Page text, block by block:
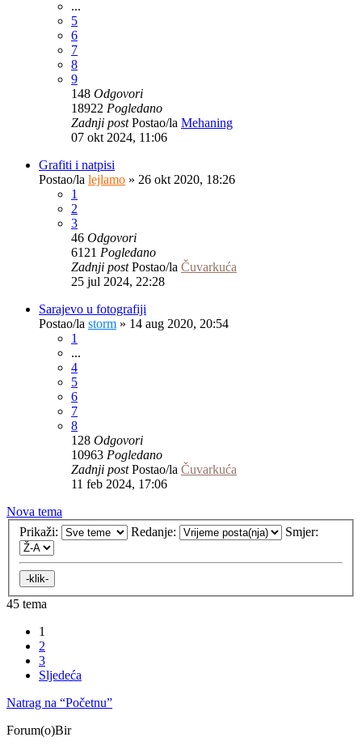
...
5
6
7
8
9
148 Odgovori
18922 Pogledano
Zadnji postPostao/la Mehaning
07 okt 2024, 11:06
Grafiti i natpisi
Postao/la lejlamo » 26 okt 2020, 18:26
1
2
3
46 Odgovori
6121 Pogledano
Zadnji postPostao/la Čuvarkuća
25 jul 2024, 22:28
Sarajevo u fotografiji
Postao/la storm » 14 aug 2020, 20:54
1
...
4
5
6
7
8
128 Odgovori
10963 Pogledano
Zadnji postPostao/la Čuvarkuća
11 feb 2024, 17:06
Nova tema
Prikaži:
Redanje: Smjer:
45 tema
1
2
3
Sljedeća
Natrag na “Početnu”
Forum(o)Bir